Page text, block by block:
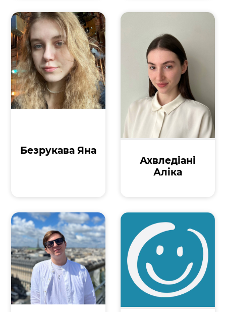
Безрукава Яна
Ахвледіані
Аліка